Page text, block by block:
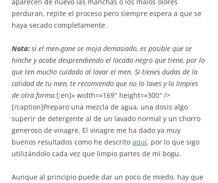
perduran, repite el proceso pero siempre espera a que se
haya secado completamente.
Nota: si el men-gane se moja demasiado, es posible que se
hinche y acabe desprendiendo el lacado negro que tiene, por lo
que ten mucho cuidado al lavar el men. Si tienes dudas de la
calidad de tu men, te recomiendo que no lo laves y lo limpies
de otra forma.[:en]» width=»169″ height=»300″ />
[/caption]Preparo una mezcla de agua, una dosis algo
superir de detergente al de un lavado normal y un chorro
generoso de vinagre. El vinagre me ha dado ya muy
buenos resultados como he descrito aquí, por lo que sigo
utilizándolo cada vez que limpio partes de mi bogu.
Aunque al principio puede dar un poco de miedo, hay que